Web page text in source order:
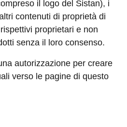
il logo del Sistan), i
contenuti di proprietà di
proprietari e non
senza il loro consenso.
autorizzazione per creare
verso le pagine di questo